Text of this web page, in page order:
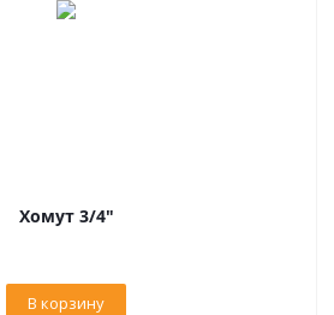
Хомут 3/4"
В корзину